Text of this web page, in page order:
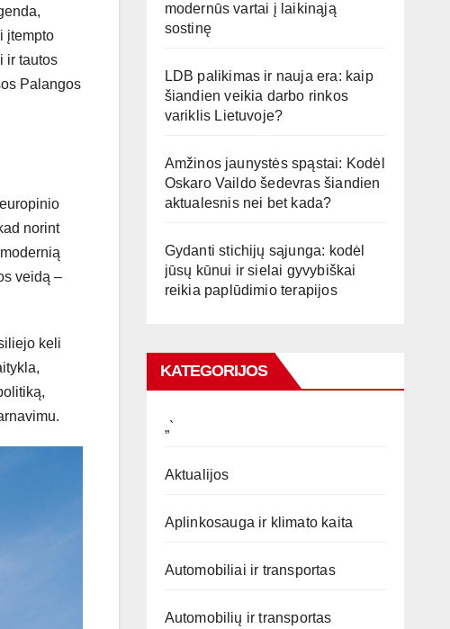
įtempto
ir tautos
Palangos
norint
veidą –
keli
modernūs vartai į laikinąją
sostinę
LDB palikimas ir nauja era: kaip
šiandien veikia darbo rinkos
variklis Lietuvoje?
Amžinos jaunystės spąstai: Kodėl
Oskaro Vaildo šedevras šiandien
aktualesnis nei bet kada?
Gydanti stichijų sąjunga: kodėl
jūsų kūnui ir sielai gyvybiškai
reikia paplūdimio terapijos
KATEGORIJOS
„`
Aktualijos
Aplinkosauga ir klimato kaita
Automobiliai ir transportas
Automobilių ir transportas